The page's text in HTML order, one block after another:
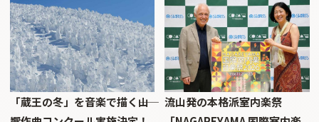
「蔵王の冬」を音楽で描く――山
流山発の本格派室内楽祭